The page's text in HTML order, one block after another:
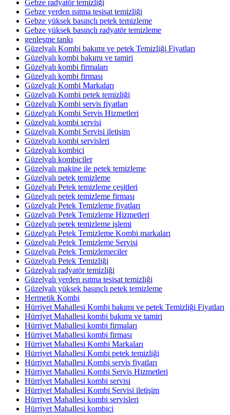
Gebze radyatör temizliği
Gebze yerden ısıtma tesisat temizliği
Gebze yüksek basınçlı petek temizleme
Gebze yüksek basınçlı radyatör temizleme
genleşme tankı
Güzelyalı Kombi bakımı ve petek Temizliği Fiyatları
Güzelyalı kombi bakımı ve tamiri
Güzelyalı kombi firmaları
Güzelyalı kombi firması
Güzelyalı Kombi Markaları
Güzelyalı Kombi petek temizliği
Güzelyalı Kombi servis fiyatları
Güzelyalı Kombi Servis Hizmetleri
Güzelyalı kombi servisi
Güzelyalı Kombi Servisi iletişim
Güzelyalı kombi servisleri
Güzelyalı kombici
Güzelyalı kombiciler
Güzelyalı makine ile petek temizleme
Güzelyalı petek temizleme
Güzelyalı Petek temizleme çeşitleri
Güzelyalı petek temizleme firması
Güzelyalı Petek Temizleme fiyatları
Güzelyalı Petek Temizleme Hizmetleri
Güzelyalı petek temizleme işlemi
Güzelyalı Petek Temizleme Kombi markaları
Güzelyalı Petek Temizleme Servisi
Güzelyalı Petek Temizlemeciler
Güzelyalı Petek Temizliği
Güzelyalı radyatör temizliği
Güzelyalı yerden ısıtma tesisat temizliği
Güzelyalı yüksek basınçlı petek temizleme
Hermetik Kombi
Hürriyet Mahallesi Kombi bakımı ve petek Temizliği Fiyatları
Hürriyet Mahallesi kombi bakımı ve tamiri
Hürriyet Mahallesi kombi firmaları
Hürriyet Mahallesi kombi firması
Hürriyet Mahallesi Kombi Markaları
Hürriyet Mahallesi Kombi petek temizliği
Hürriyet Mahallesi Kombi servis fiyatları
Hürriyet Mahallesi Kombi Servis Hizmetleri
Hürriyet Mahallesi kombi servisi
Hürriyet Mahallesi Kombi Servisi iletişim
Hürriyet Mahallesi kombi servisleri
Hürriyet Mahallesi kombici